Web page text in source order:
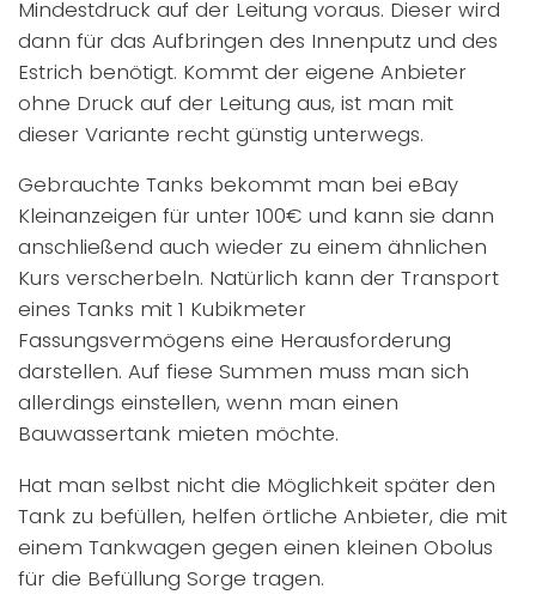
Mindestdruck auf der Leitung voraus. Dieser wird
dann für das Aufbringen des Innenputz und des
Estrich benötigt. Kommt der eigene Anbieter
ohne Druck auf der Leitung aus, ist man mit
dieser Variante recht günstig unterwegs.
Gebrauchte Tanks bekommt man bei eBay
Kleinanzeigen für unter 100€ und kann sie dann
anschließend auch wieder zu einem ähnlichen
Kurs verscherbeln. Natürlich kann der Transport
eines Tanks mit 1 Kubikmeter
Fassungsvermögens eine Herausforderung
darstellen. Auf fiese Summen muss man sich
allerdings einstellen, wenn man einen
Bauwassertank mieten möchte.
Hat man selbst nicht die Möglichkeit später den
Tank zu befüllen, helfen örtliche Anbieter, die mit
einem Tankwagen gegen einen kleinen Obolus
für die Befüllung Sorge tragen.